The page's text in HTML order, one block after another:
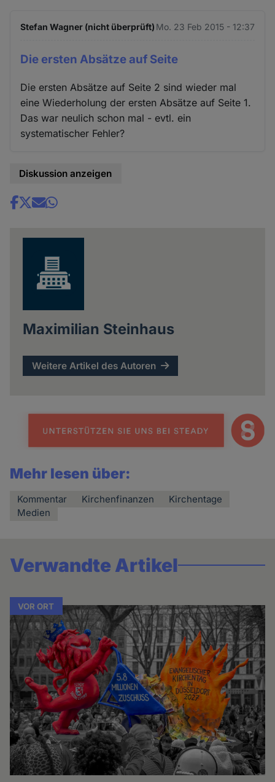
Stefan Wagner (nicht überprüft) Mo. 23 Feb 2015 - 12:37
Die ersten Absätze auf Seite
Die ersten Absätze auf Seite 2 sind wieder mal
eine Wiederholung der ersten Absätze auf Seite 1.
Das war neulich schon mal - evtl. ein
systematischer Fehler?
Diskussion anzeigen
Share
Maximilian Steinhaus
Weitere Artikel des Autoren
Mehr lesen über:
Kommentar Kirchenfinanzen
Kirchentage
Medien
Verwandte Artikel
VOR ORT